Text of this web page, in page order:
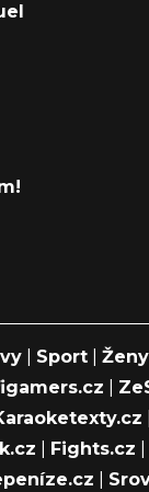
Sport Ženy
Fights.cz